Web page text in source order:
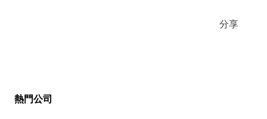
分享
熱門公司